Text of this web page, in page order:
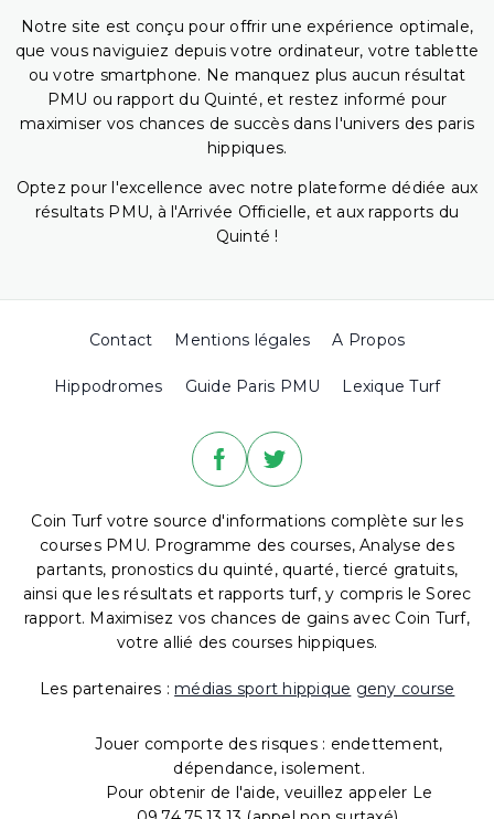
Notre site est conçu pour offrir une expérience optimale,
que vous naviguiez depuis votre ordinateur, votre tablette
ou votre smartphone. Ne manquez plus aucun résultat
PMU ou rapport du Quinté, et restez informé pour
maximiser vos chances de succès dans l'univers des paris
hippiques.
Optez pour l'excellence avec notre plateforme dédiée aux
résultats PMU, à l'Arrivée Officielle, et aux rapports du
Quinté !
Contact Mentions légales A Propos
Hippodromes Guide Paris PMU Lexique Turf
Coin Turf votre source d'informations complète sur les
courses PMU. Programme des courses, Analyse des
partants, pronostics du quinté, quarté, tiercé gratuits,
ainsi que les résultats et rapports turf, y compris le Sorec
rapport. Maximisez vos chances de gains avec Coin Turf,
votre allié des courses hippiques.
Les partenaires : médias sport hippique geny course
Jouer comporte des risques : endettement,
dépendance, isolement.
Pour obtenir de l'aide, veuillez appeler Le